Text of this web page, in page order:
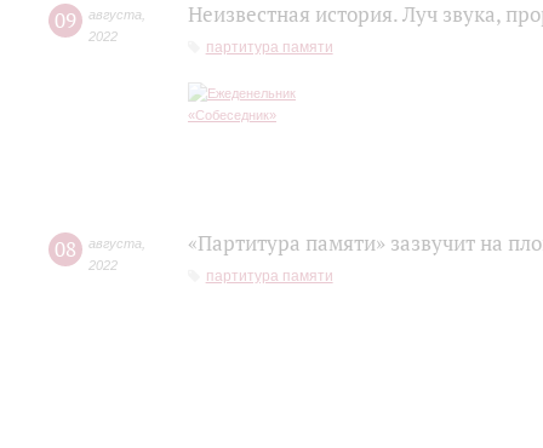
09 августа
2022
Неизвестная история. Луч звука,
партитура памяти
08 августа
2022
«Партитура памяти» зазвучит на
партитура памяти